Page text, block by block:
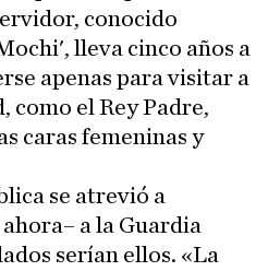
conocido
lleva cinco años a
apenas para visitar a
como el Rey Padre,
caras femeninas y
se atrevió a
a la Guardia
serían ellos. «La